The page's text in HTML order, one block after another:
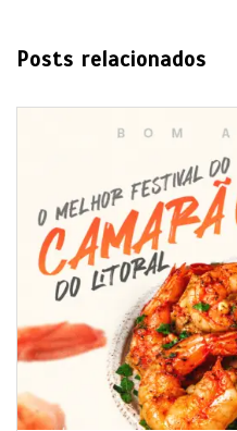
Posts relacionados